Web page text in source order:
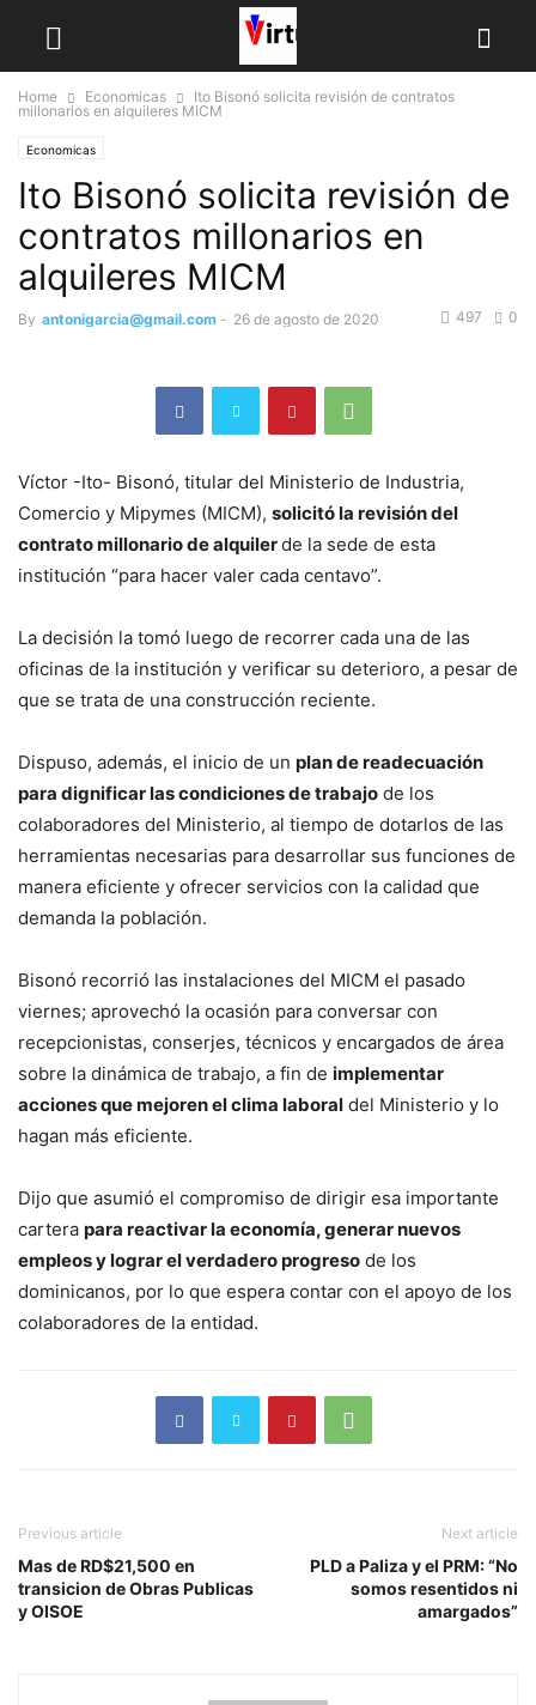
Home Economicas
Ito Bisonó solicita revisión de contratos
millonarios en alquileres MICM
Economicas
Ito Bisonó solicita revisión de
contratos millonarios en
alquileres MICM
By antonigarcia@gmail.com - 26 de agosto de 2020 0
497
Víctor -Ito- Bisonó, titular del Ministerio de Industria,
Comercio y Mipymes (MICM), solicitó la revisión del
contrato millonario de alquilerde la sede de esta
institución “para hacer valer cada centavo”.
La decisión la tomó luego de recorrer cada una de las
oficinas de la institución y verificar su deterioro, a pesar de
que se trata de una construcción reciente.
Dispuso, además, el inicio de un plan de readecuación
para dignificar las condiciones de trabajo de los
colaboradores del Ministerio, al tiempo de dotarlos de las
herramientas necesarias para desarrollar sus funciones de
manera eficiente y ofrecer servicios con la calidad que
demanda la población.
Bisonó recorrió las instalaciones del MICM el pasado
viernes; aprovechó la ocasión para conversar con
recepcionistas, conserjes, técnicos y encargados de área
sobre la dinámica de trabajo, a fin de implementar
acciones que mejoren el clima laboral del Ministerio y lo
hagan más eficiente.
Dijo que asumió el compromiso de dirigir esa importante
cartera para reactivar la economía, generar nuevos
empleos y lograr el verdadero progreso de los
dominicanos, por lo que espera contar con el apoyo de los
colaboradores de la entidad.
Previous article
Mas de RD$21,500 en
transicion de Obras Publicas
y OISOE
Next article
PLD a Paliza y el PRM: “No
somos resentidos ni
amargados”